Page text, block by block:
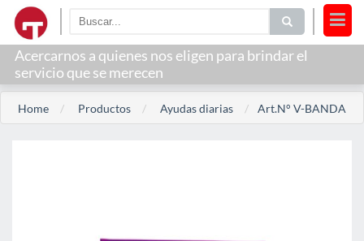
Acercarnos a quienes nos eligen para brindar el
servicio que se merecen
Home Productos Ayudas diarias Art.N° V-BANDA